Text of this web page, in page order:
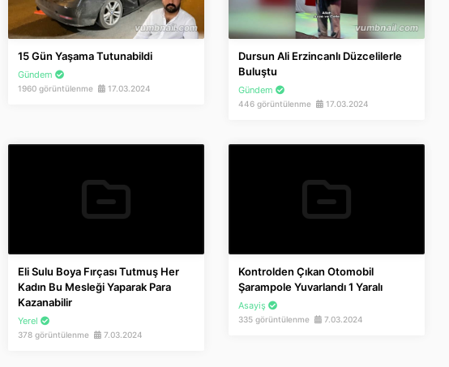
15 Gün Yaşama Tutunabildi
Gündem
1960 görüntülenme 17.03.2024
Dursun Ali Erzincanlı Düzcelilerle
Buluştu
Gündem
446 görüntülenme 17.03.2024
Eli Sulu Boya Fırçası Tutmuş Her
Kadın Bu Mesleği Yaparak Para
Kazanabilir
Yerel
378 görüntülenme 7.03.2024
Kontrolden Çıkan Otomobil
Şarampole Yuvarlandı 1 Yaralı
Asayiş
335 görüntülenme 7.03.2024